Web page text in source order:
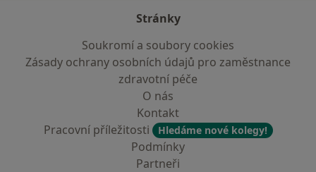
Stránky
Soukromí a soubory cookies
Zásady ochrany osobních údajů pro zaměstnance
zdravotní péče
O nás
Kontakt
Pracovní příležitosti
Hledáme nové kolegy!
Podmínky
Partneři